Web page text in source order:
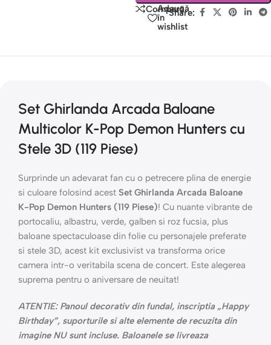
Compară
Adaugă
în
wishlist
Share:
Set Ghirlanda Arcada Baloane
Multicolor K-Pop Demon Hunters cu
Stele 3D (119 Piese)
Surprinde un adevarat fan cu o petrecere plina de energie
si culoare folosind acest Set Ghirlanda Arcada Baloane
K-Pop Demon Hunters (119 Piese)! Cu nuante vibrante de
portocaliu, albastru, verde, galben si roz fucsia, plus
baloane spectaculoase din folie cu personajele preferate
si stele 3D, acest kit exclusivist va transforma orice
camera intr-o veritabila scena de concert. Este alegerea
suprema pentru o aniversare de neuitat!
ATENTIE: Panoul decorativ din fundal, inscriptia „Happy
Birthday”, suporturile si alte elemente de recuzita din
imagine NU sunt incluse. Baloanele se livreaza